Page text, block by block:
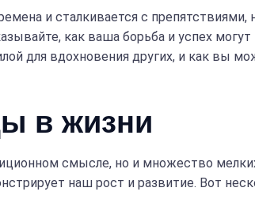
и сталкивается с
как ваша борьба и успех
для вдохновения других, и как вы
в жизни
смысле, но и множество
наш рост и развитие. Вот